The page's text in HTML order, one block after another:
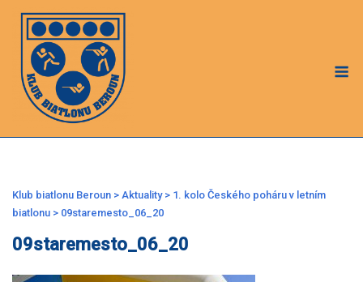
Skip
content
Klub biatlonu Beroun > Aktuality> 1. kolo Českého poháru v letním
biatlonu > 09staremesto_06_20
09staremesto_06_20